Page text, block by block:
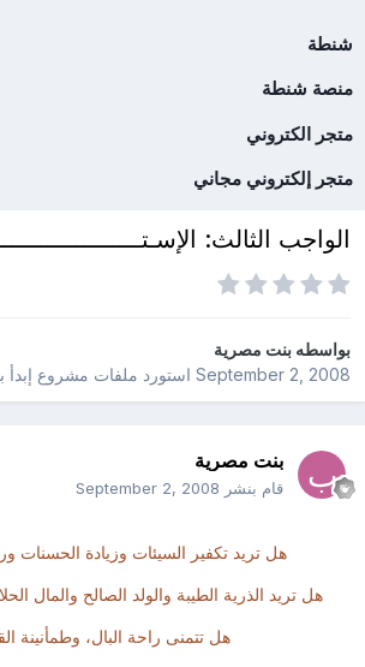
شنطة
منصة شنطة
متجر الكتروني
متجر إلكتروني مجاني
الواجب الثالث:
بواسطهبنت مصرية
September 2, 2008استورد ملفات مشروع إبدأ
بنت مصرية
قام بنشر September 2, 2008
هل تريد تكفير السيئات وزيادة الحسنات
هل تريد الذرية الطيبة والولد الصالح والمال
هل تتمنى راحة البال، وطمأنينة